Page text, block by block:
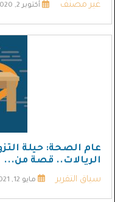
غير مصنف أكتوبر 2, 2020
عام الصحة: حيلة
الريالات.. قصة من...
سياق التقرير مايو 12, 2021